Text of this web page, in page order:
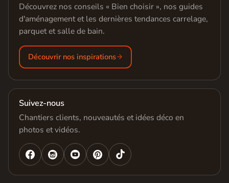
Découvrez nos conseils « Bien choisir », nos guides
d'aménagement et les dernières tendances carrelage,
parquet et salle de bain.
Découvrir nos inspirations
Suivez-nous
Chantiers clients, nouveautés et idées déco en
photos et vidéos.
   